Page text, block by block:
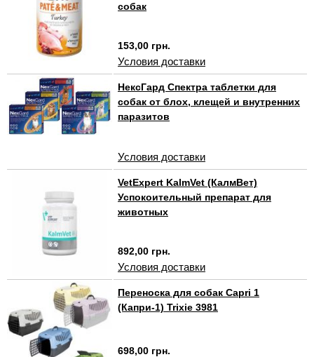
собак
153,00 грн.
Условия доставки
НексГард Спектра таблетки для
собак от блох, клещей и внутренних
паразитов
Условия доставки
VetExpert KalmVet (КалмВет)
Успокоительный препарат для
животных
892,00 грн.
Условия доставки
Переноска для собак Capri 1
(Капри-1) Trixie 3981
698,00 грн.